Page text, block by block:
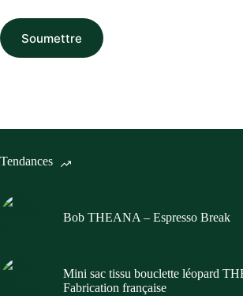
Soumettre
Tendances
Bob THEANA – Espresso Break
Mini sac tissu bouclette léopard
Fabrication française